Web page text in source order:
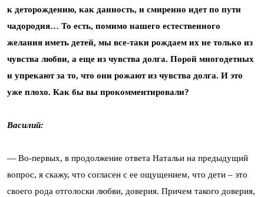
к деторождению, как данность, и смиренно идет по пути
чадородия… То есть, помимо нашего естественного
желания иметь детей, мы все-таки рождаем их не только из
чувства любви, а еще из чувства долга. Порой многодетных
и упрекают за то, что они рожают из чувства долга. И это
уже плохо. Как бы вы прокомментировали?
Василий:
— Во-первых, в продолжение ответа Натальи на предыдущий
вопрос, я скажу, что согласен с ее ощущением, что дети – это
своего рода отголоски любви, доверия. Причем такого доверия,